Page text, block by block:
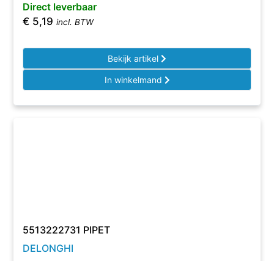
Direct leverbaar
€ 5,19 incl. BTW
Bekijk artikel
In winkelmand
5513222731 PIPET
DELONGHI